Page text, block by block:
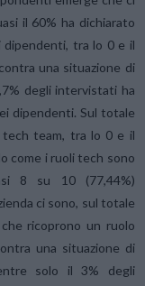
il 60% ha dichiarato
dipendenti, tra lo 0 e il
una situazione di
degli intervistati ha
dipendenti. Sul totale
tech team, tra lo 0 e il
come i ruoli tech sono
8 su 10 (77,44%)
ci sono, sul totale
ricoprono un ruolo
una situazione di
solo il 3% degli